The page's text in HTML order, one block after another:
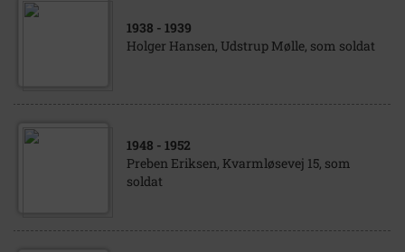
1938 - 1939
Holger Hansen, Udstrup Mølle, som soldat
1948 - 1952
Preben Eriksen, Kvarmløsevej 15, som
soldat